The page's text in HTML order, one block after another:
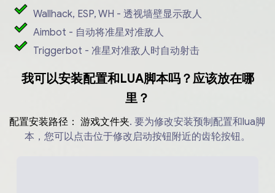
Wallhack, ESP, WH - 透视墙壁显示敌人
Aimbot - 自动将准星对准敌人
Triggerbot - 准星对准敌人时自动射击
我可以安装配置和LUA脚本吗？应该放在哪
里？
配置安装路径： 游戏文件夹.要为修改安装预制配置和lua脚
本，您可以点击位于修改启动按钮附近的齿轮按钮。